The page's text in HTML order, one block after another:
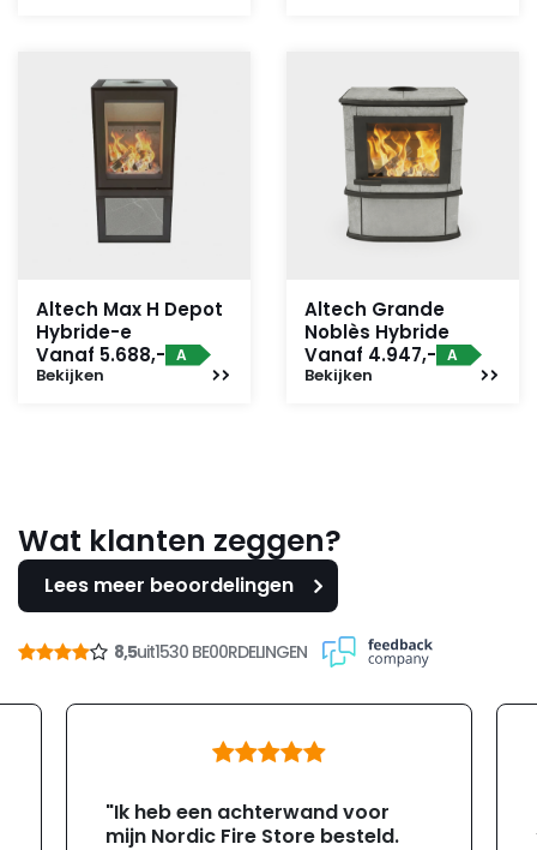
Altech Max H Depot
Hybride-e
Vanaf 5.688,- A
Bekijken
Altech Grande
Noblès Hybride
Vanaf 4.947,- A
Bekijken
Wat klanten zeggen?
Lees meer beoordelingen
8,5uit1530 BE00RDELINGEN
"Ik heb een achterwand voor
mijn Nordic Fire Store besteld.